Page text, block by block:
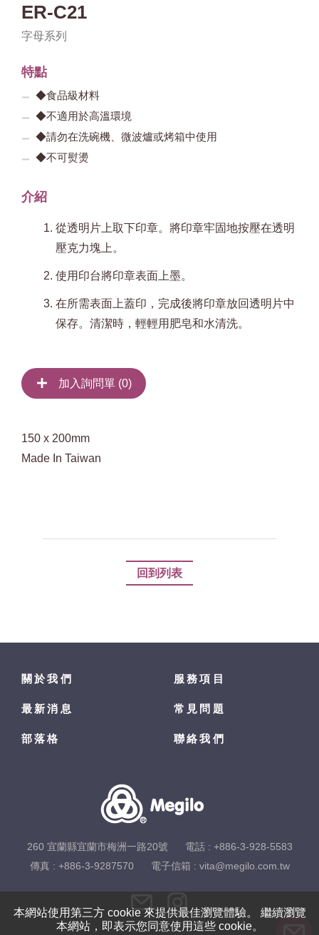
ER-C21
字母系列
特點
◆食品級材料
◆不適用於高溫環境
◆請勿在洗碗機、微波爐或烤箱中使用
◆不可熨燙
介紹
從透明片上取下印章。將印章牢固地按壓在透明
壓克力塊上。
使用印台將印章表面上墨。
在所需表面上蓋印，完成後將印章放回透明片中
保存。清潔時，輕輕用肥皂和水清洗。
加入詢問單 (0)
150 x 200mm
Made In Taiwan
回到列表
本網站使用第三方 cookie 來提供最佳瀏覽體驗。 繼續瀏覽
本網站，即表示您同意使用這些 cookie。
關於我們 服務項目
最新消息 常見問題
部落格 聯絡我們
260 宜蘭縣宜蘭市梅洲一路20號 電話 : +886-3-928-5583
傳真 : +886-3-9287570
電子信箱 : vita@megilo.com.tw